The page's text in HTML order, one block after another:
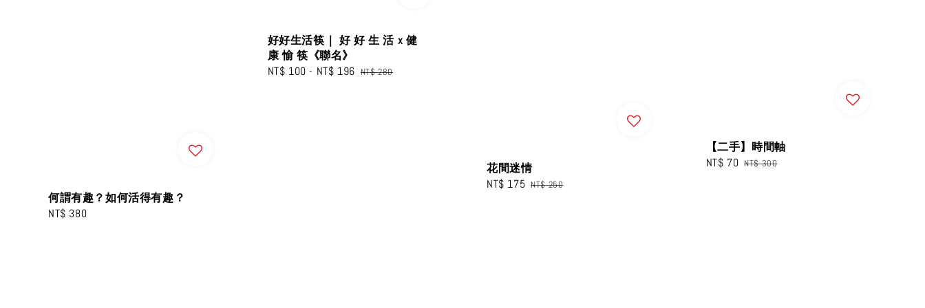
何謂有趣？如何活得有趣？
Regular
NT$ 380
好好生活筷｜ 好 好 生 活 x 健
康 愉 筷《聯名》
Sale
NT$ 100 - NT$ 196 Regular
NT$ 280
花間迷情
Sale
NT$ 175 Regular
NT$ 250
【二手】時間軸
Sale
NT$ 70 Regular
NT$ 300